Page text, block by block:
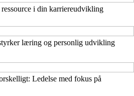
i din karriereudvikling
læring og personlig udvikling
Ledelse med fokus på